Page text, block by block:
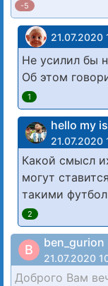
-5
21.07.2020
Не усилил бы
Об этом
1
hello my
21.07.2020
Какой смысл
могут
такими
2
B ben_gurion
21.07.2020
Доброго Вам